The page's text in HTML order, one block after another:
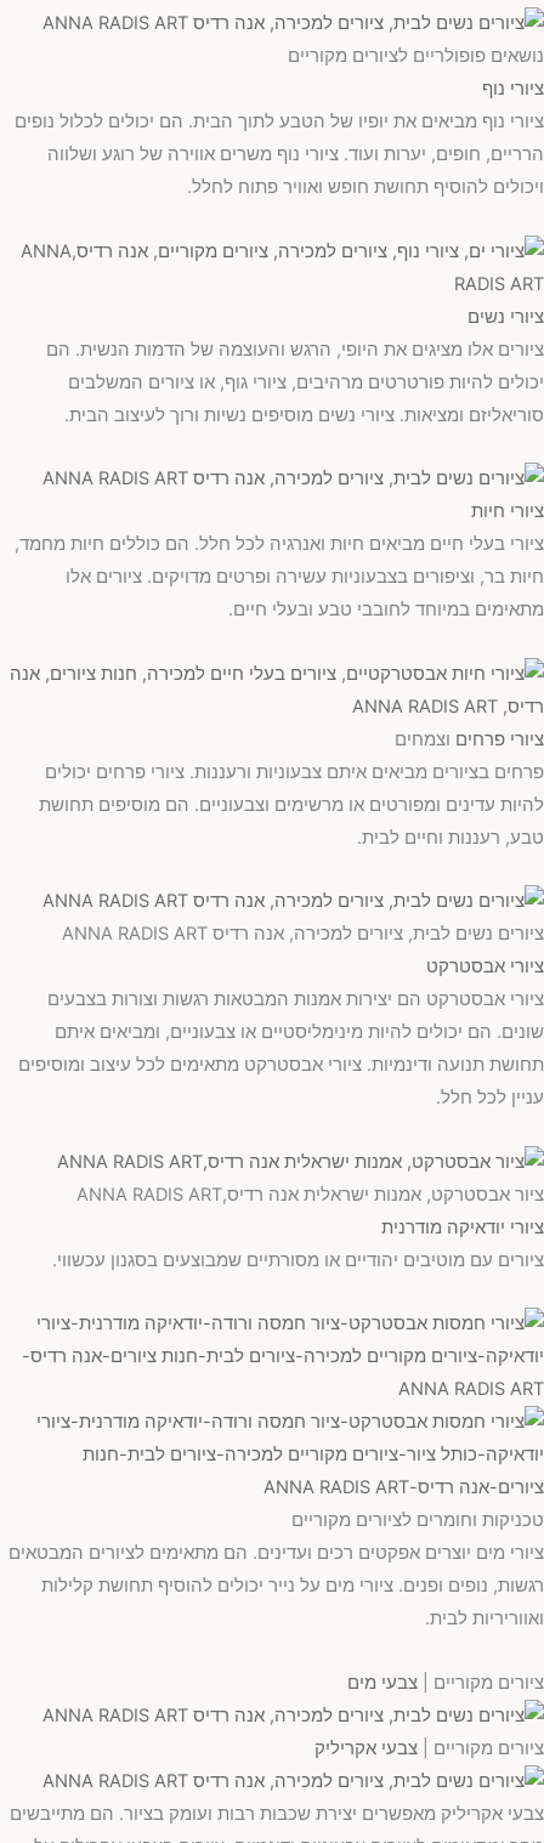
נושאים פופולריים לציורים מקוריים
ציורי נוף
ציורי נוף מביאים את יופיו של הטבע לתוך הבית. הם יכולים לכלול נופים
הרריים, חופים, יערות ועוד. ציורי נוף משרים אווירה של רוגע ושלווה
ויכולים להוסיף תחושת חופש ואוויר פתוח לחלל.
ציורי נשים
ציורים אלו מציגים את היופי, הרגש והעוצמה של הדמות הנשית. הם
יכולים להיות פורטרטים מרהיבים, ציורי גוף, או ציורים המשלבים
סוריאליזם ומציאות. ציורי נשים מוסיפים נשיות ורוך לעיצוב הבית.
ציורי חיות
ציורי בעלי חיים מביאים חיות ואנרגיה לכל חלל. הם כוללים חיות מחמד,
חיות בר, וציפורים בצבעוניות עשירה ופרטים מדויקים. ציורים אלו
מתאימים במיוחד לחובבי טבע ובעלי חיים.
ציורי פרחים וצמחים
פרחים בציורים מביאים איתם צבעוניות ורעננות. ציורי פרחים יכולים
להיות עדינים ומפורטים או מרשימים וצבעוניים. הם מוסיפים תחושת
טבע, רעננות וחיים לבית.
ציורים נשים לבית, ציורים למכירה, אנה רדיס ANNA RADIS ART
ציורי אבסטרקט
ציורי אבסטרקט הם יצירות אמנות המבטאות רגשות וצורות בצבעים
שונים. הם יכולים להיות מינימליסטיים או צבעוניים, ומביאים איתם
תחושת תנועה ודינמיות. ציורי אבסטרקט מתאימים לכל עיצוב ומוסיפים
עניין לכל חלל.
ציור אבסטרקט, אמנות ישראלית אנה רדיס,ANNA RADIS ART
ציורי יודאיקה מודרנית
ציורים עם מוטיבים יהודיים או מסורתיים שמבוצעים בסגנון עכשווי.
טכניקות וחומרים לציורים מקוריים
ציורי מים יוצרים אפקטים רכים ועדינים. הם מתאימים לציורים המבטאים
רגשות, נופים ופנים. ציורי מים על נייר יכולים להוסיף תחושת קלילות
ואווריריות לבית.
ציורים מקוריים | צבעי מים
ציורים מקוריים | צבעי אקריליק
צבעי אקריליק מאפשרים יצירת שכבות רבות ועומק בציור. הם מתייבשים